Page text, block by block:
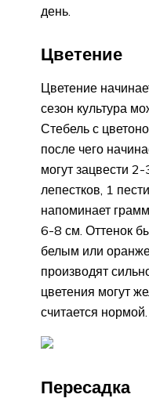
день.
Цветение
Цветение
сезон культура
Стебель с
после чего
могут зацвести
лепестков, 1
напоминает
6-8 см. Оттенок
белым или
производят
цветения могут
считается нормой.
Пересадка